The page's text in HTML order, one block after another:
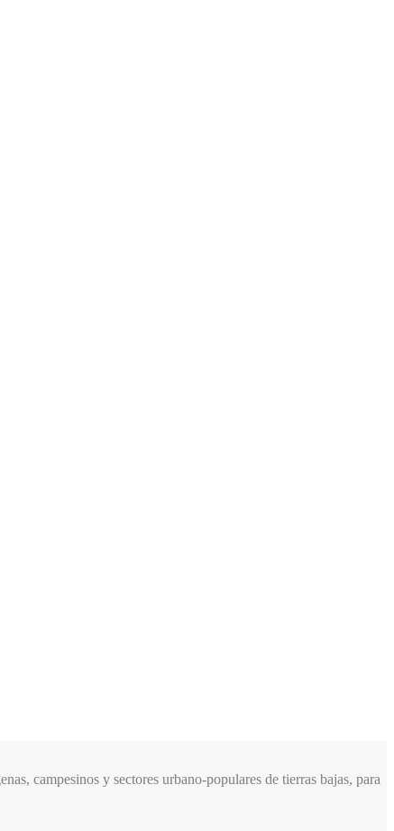
campesinos y sectores urbano-populares de tierras bajas, para